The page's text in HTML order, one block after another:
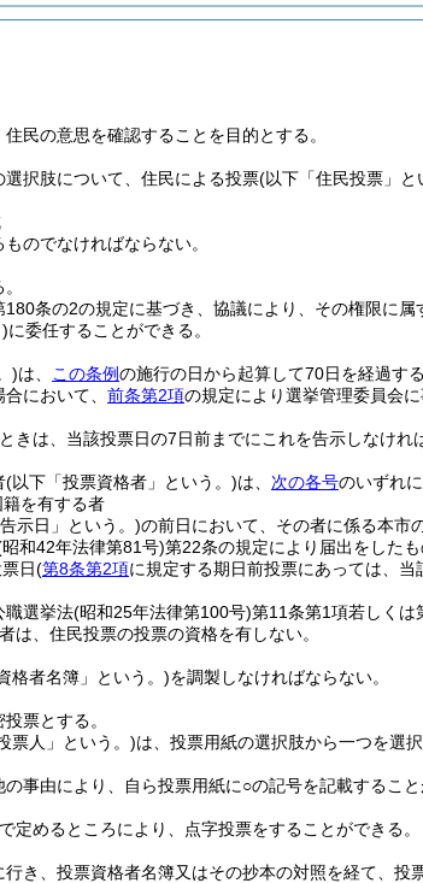
民の意思を確認することを目的とする。
選択肢について、住民による投票(以下「住民投票」と
のでなければならない。
180条の2の規定に基づき、協議により、その権限に
に委任することができる。
)は、 この条例の施行の日から起算して70日を経過す
において、 前条第2項の規定により選挙管理委員会
きは、当該投票日の7日前までにこれを告示しなけれ
(以下「投票資格者」という。)は、 次の各号のいずれ
を有する者
示日」という。)の前日において、その者に係る本市
和42年法律第81号)第22条の規定により届出をした
日(第8条第2項に規定する期日前投票にあっては、当
職選挙法(昭和25年法律第100号)第11条第1項若しくは
は、住民投票の投票の資格を有しない。
格者名簿」という。)を調製しなければならない。
票とする。
票人」という。)は、投票用紙の選択肢から一つを選
事由により、自ら投票用紙に○の記号を記載するこ
定めるところにより、点字投票をすることができる。
き、投票資格者名簿又はその抄本の対照を経て、投